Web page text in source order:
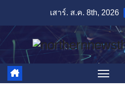
content
เสาร์. ส.ค. 8th, 2026